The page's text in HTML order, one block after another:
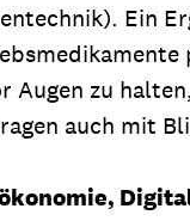
Ein
zu
auch mit